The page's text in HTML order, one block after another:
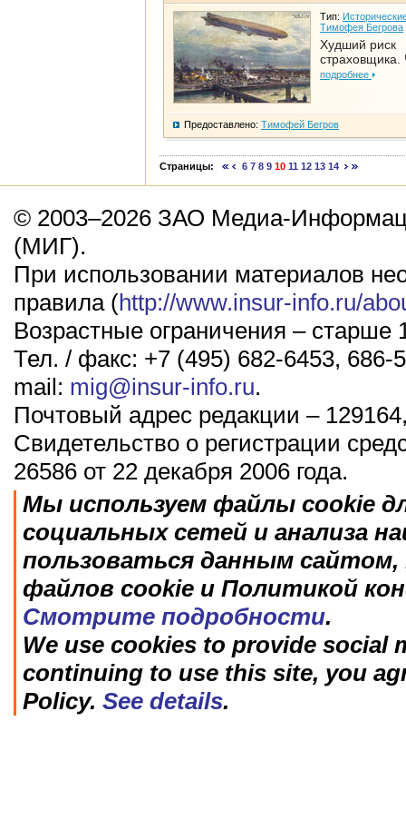
Тип:
Тимофея Бегрова
Худший риск
страховщика.
подробнее
Предоставлено: Тимофей Бегров
Страницы: 6 7 8 9 10 11 12 13 14
© 2003–2026 ЗАО Медиа-
(МИГ).
При использовании материалов
правила (http://www.insur-info.ru/
Возрастные ограничения – старше
Тел. / факс: +7 (495) 682-6453, 686-
mail: mig@insur-info.ru.
Почтовый адрес редакции –
Свидетельство о регистрации
26586 от 22 декабря 2006 года.
Мы используем файлы cookie
социальных сетей и анализа
пользоваться данным
файлов cookie и Политикой
Смотрите подробности.
We use cookies to provide social
continuing to use this site, you
Policy. See details.